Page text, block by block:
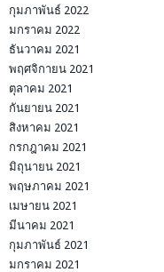
กุมภาพันธ์ 2022
มกราคม 2022
ธันวาคม 2021
พฤศจิกายน 2021
ตุลาคม 2021
กันยายน 2021
สิงหาคม 2021
กรกฎาคม 2021
มิถุนายน 2021
พฤษภาคม 2021
เมษายน 2021
มีนาคม 2021
กุมภาพันธ์ 2021
มกราคม 2021